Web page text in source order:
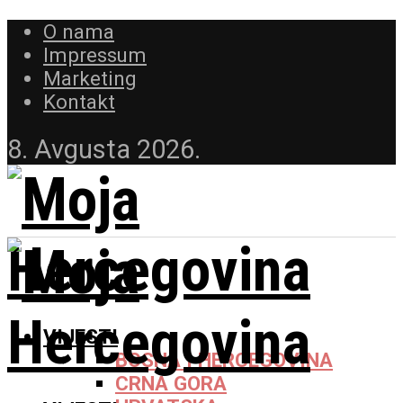
O nama
Impressum
Marketing
Kontakt
8. Avgusta 2026.
VIJESTI
BOSNA I HERCEGOVINA
CRNA GORA